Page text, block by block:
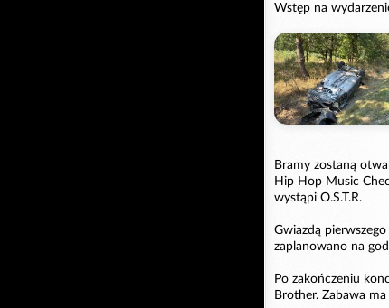
Wstęp na
Bramy zostaną
Hip Hop Music
wystąpi O.S.T.R.
Gwiazdą
zaplanowano na
Po zakończeniu
Brother. Zabawa